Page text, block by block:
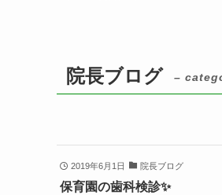
院長ブログ –
2019年6月1日 院長ブログ
保育園の歯科検診✨